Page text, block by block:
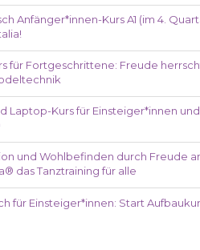
Anfänger*innen-Kurs A1 (im 4.
für Fortgeschrittene: Freude
Laptop-Kurs für Einsteiger*innen
und Wohlbefinden durch Freude
das Tanztraining für alle
für Einsteiger*innen: Start